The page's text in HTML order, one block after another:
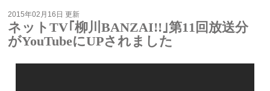
2015年02月16日 更新
ネットTV｢柳川BANZAI!!｣第11回放送分
がYouTubeにUPされました